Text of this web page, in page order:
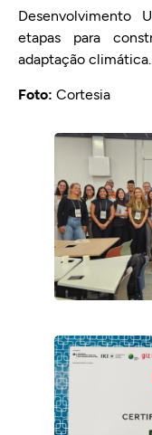
Desenvolvimento
etapas para
adaptação climática.
Foto: Cortesia